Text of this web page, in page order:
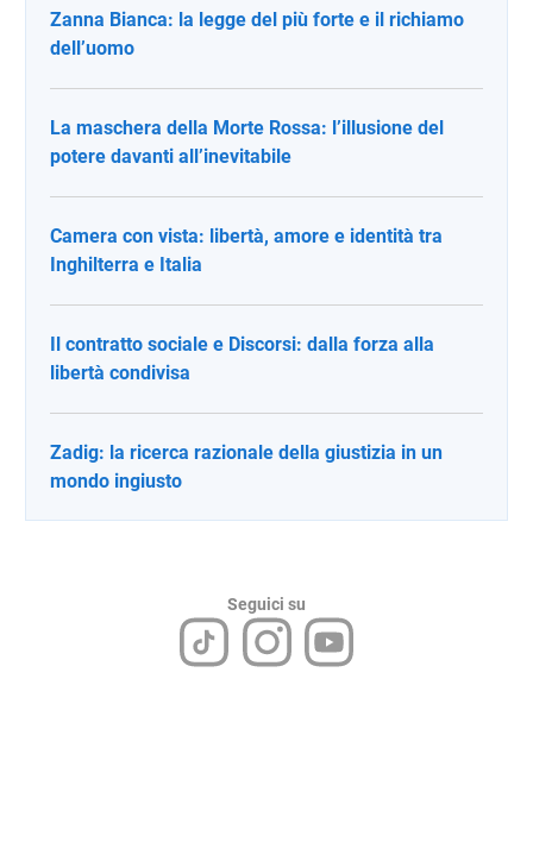
Zanna Bianca: la legge del più forte e il richiamo
dell’uomo
La maschera della Morte Rossa: l’illusione del
potere davanti all’inevitabile
Camera con vista: libertà, amore e identità tra
Inghilterra e Italia
Il contratto sociale e Discorsi: dalla forza alla
libertà condivisa
Zadig: la ricerca razionale della giustizia in un
mondo ingiusto
Seguici su